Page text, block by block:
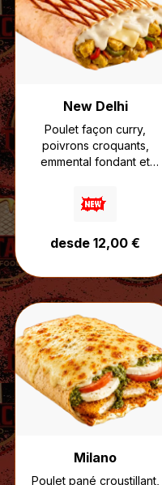
New Delhi
Poulet façon curry,
poivrons croquants,
emmental fondant et
onctueuse.
Un tacos aux inspirations
relevé juste comme il
de caractère.
desde 12,00 €
Milano
Poulet pané croustillant,